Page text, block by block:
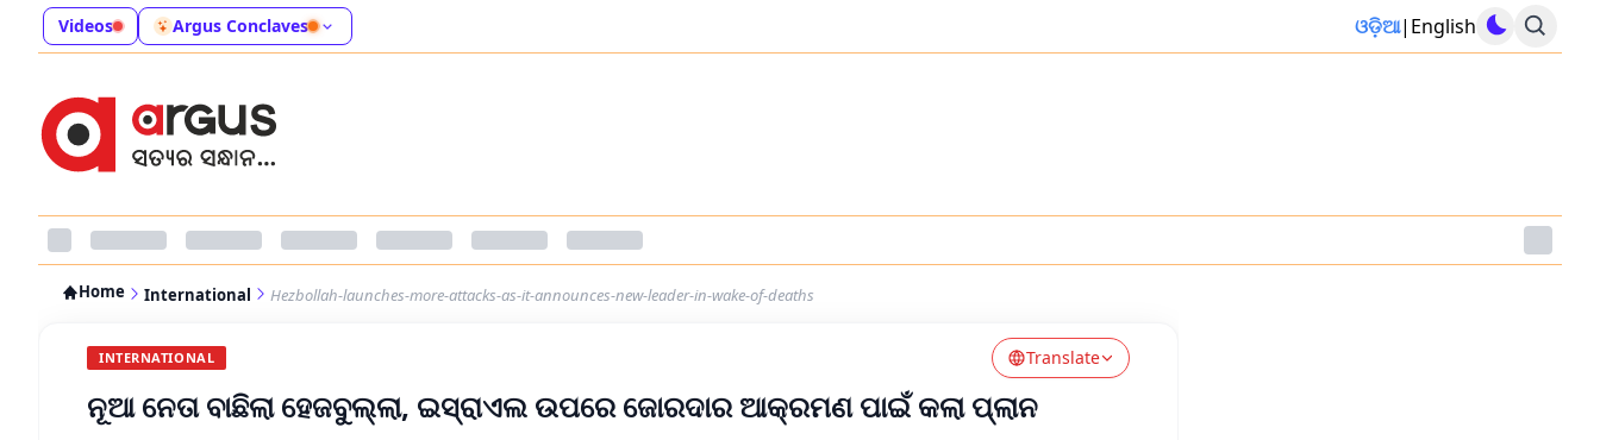
Videos Argus Conclaves ଓଡ଼ିଆ| English
Home International Hezbollah-launches-more-attacks-as-it-announces-new-leader-in-wake-of-deaths
INTERNATIONAL Translate
ନୂଆ ନେତା ବାଛିଲା ହେଜବୁଲ୍ଲା, ଇସ୍ରାଏଲ ଉପରେ ଜୋରଦାର ଆକ୍ରମଣ ପାଇଁ କଲା ପ୍ଲାନ